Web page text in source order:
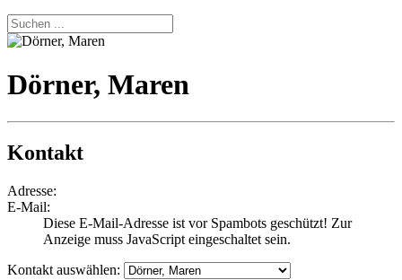
Dörner, Maren
Kontakt
Adresse:
E-Mail:
Diese E-Mail-Adresse ist vor Spambots geschützt! Zur
Anzeige muss JavaScript eingeschaltet sein.
Kontakt auswählen: